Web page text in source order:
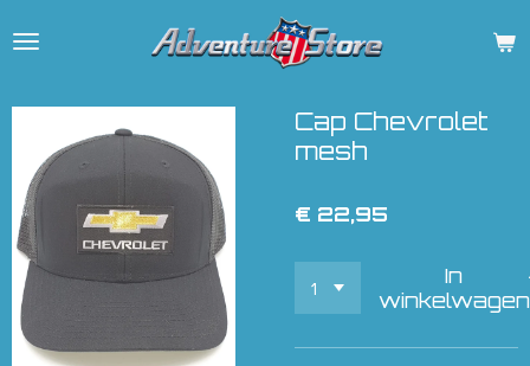
direct
Cap Chevrolet
mesh
€ 22,95
In
winkelwagen